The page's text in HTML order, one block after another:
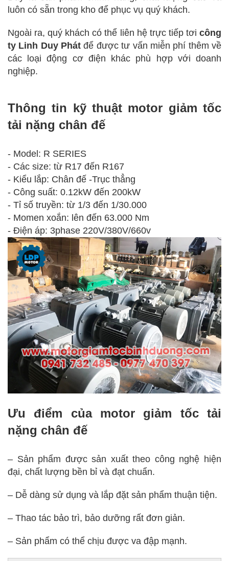
luôn có sẵn trong kho để phục vụ quý khách.
Ngoài ra, quý khách có thể liên hệ trực tiếp tơi công
ty Linh Duy Phátđể được tư vấn miễn phí thêm về
các loại động cơ điện khác phù hợp với doanh
nghiệp.
Thông tin kỹ thuật motor giảm tốc
tải nặng chân đế
- Model: R SERIES
- Các size: từ R17 đến R167
- Kiểu lắp: Chân đế -Trục thẳng
- Công suất: 0.12kW đến 200kW
- Tỉ số truyền: từ 1/3 đến 1/30.000
- Momen xoắn: lên đến 63.000 Nm
- Điện áp: 3phase 220V/380V/660v
Ưu điểm của motor giảm tốc tải
nặng chân đế
– Sản phẩm được sản xuất theo công nghệ hiện
đại, chất lượng bền bỉ và đạt chuẩn.
– Dễ dàng sử dụng và lắp đặt sản phẩm thuận tiện.
– Thao tác bảo trì, bảo dưỡng rất đơn giản.
– Sản phẩm có thể chịu được va đập mạnh.